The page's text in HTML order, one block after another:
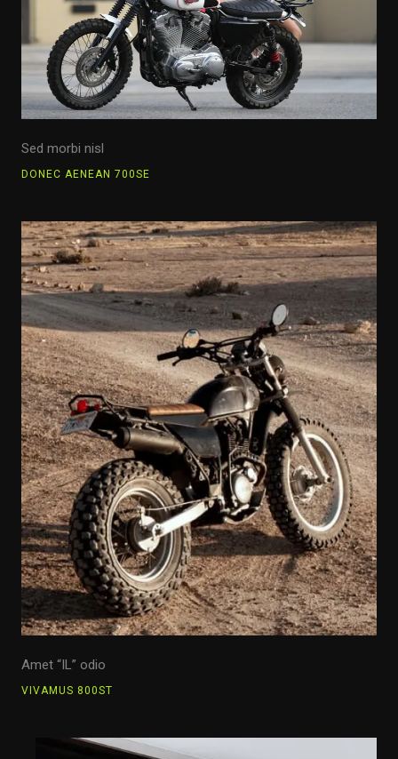
Sed morbi nisl
DONEC AENEAN 700SE
Amet “IL” odio
VIVAMUS 800ST